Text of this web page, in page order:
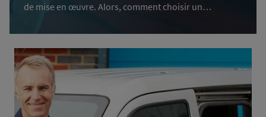
de mise en œuvre. Alors, comment choisir un
saura concrétiser votre projet en toute sérénité ? On
vous guide !
&